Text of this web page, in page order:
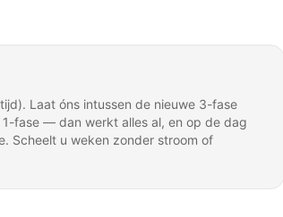
Laat óns intussen de nieuwe 3-fase
fase — dan werkt alles al, en op de dag
Scheelt u weken zonder stroom of